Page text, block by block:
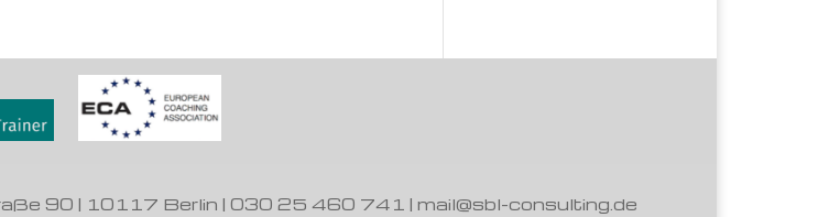
90 | 10117 Berlin | 030 25 460 741 | mail@sbl-consulting.de